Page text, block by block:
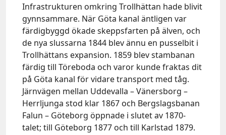
Infrastrukturen omkring Trollhättan hade blivit
gynnsammare. När Göta kanal äntligen var
färdigbyggd ökade skeppsfarten på älven, och
de nya slussarna 1844 blev ännu en pusselbit i
Trollhättans expansion. 1859 blev stambanan
färdig till Töreboda och varor kunde fraktas dit
på Göta kanal för vidare transport med tåg.
Järnvägen mellan Uddevalla – Vänersborg –
Herrljunga stod klar 1867 och Bergslagsbanan
Falun – Göteborg öppnade i slutet av 1870-
talet; till Göteborg 1877 och till Karlstad 1879.